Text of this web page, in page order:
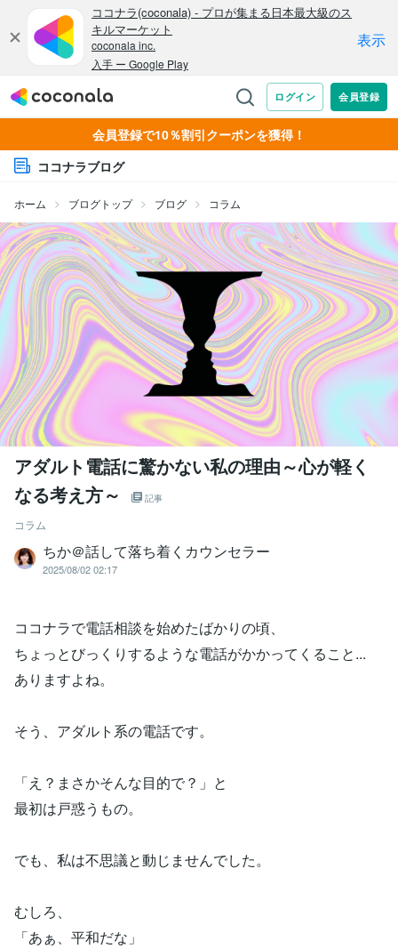
会員登録で10％割引クーポンを獲得！
ココナラブログ
ホーム ブログトップ ブログ コラム
アダルト電話に驚かない私の理由～心が軽く
なる考え方～
記事
コラム
ちか＠話して落ち着くカウンセラー
2025/08/02 02:17
ココナラで電話相談を始めたばかりの頃、
ちょっとびっくりするような電話がかかってくること...
ありますよね。
そう、アダルト系の電話です。
「え？まさかそんな目的で？」と
最初は戸惑うもの。
でも、私は不思議と動じませんでした。
むしろ、
「あぁ、平和だな」